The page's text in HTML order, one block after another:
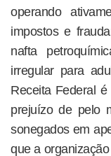
operando
impostos e
nafta
irregular para
Receita Federal
prejuízo de pelo
sonegados em
que a